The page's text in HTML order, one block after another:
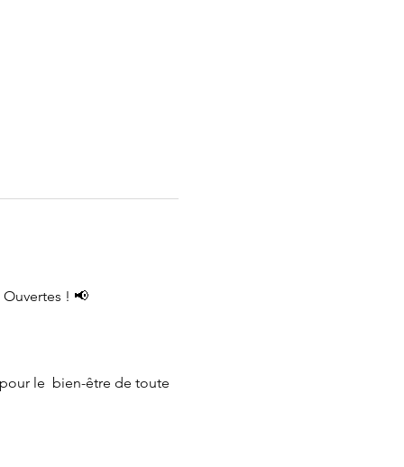
! 📢
le  bien-être de toute